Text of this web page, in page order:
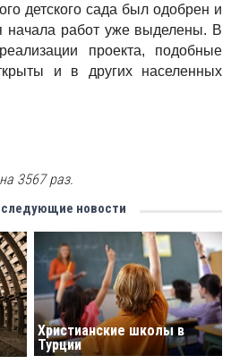
детского сада был одобрен и
начала работ уже выделены. В
проекта, подобные
и в других населенных
3567 раз.
новости
Христианские школы в
Турции